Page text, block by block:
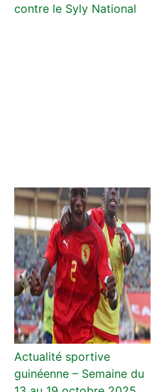
contre le Syly National
Actualité sportive
guinéenne – Semaine du